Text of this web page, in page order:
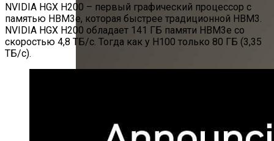
NVIDIA HGX H200 – первый графический процессор с
памятью HBM3e, которая быстрее традиционной HBM3.
NVIDIA HGX H200 обладает 141 ГБ памяти HBM3e со
скоростью 4,8 ТБ/с. Тогда как у H100 только 80 ГБ (3,35
ТБ/с).